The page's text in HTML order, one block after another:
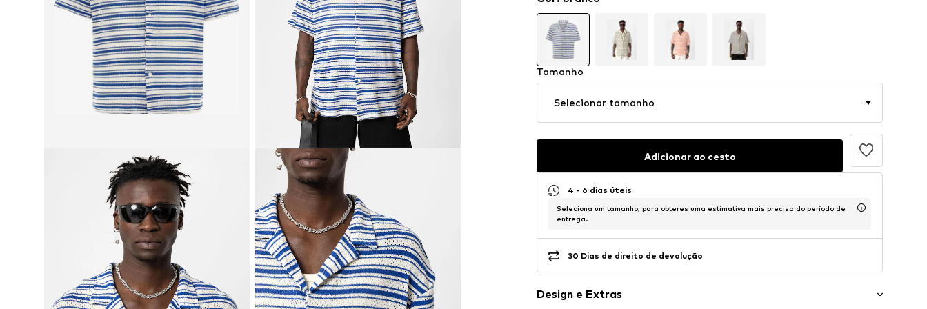
Tamanho
Selecionar tamanho
Adicionar ao cesto
4 - 6 dias úteis
Seleciona um tamanho, para obteres uma estimativa mais precisa do período de
entrega.
30 Dias de direito de devolução
Design e Extras